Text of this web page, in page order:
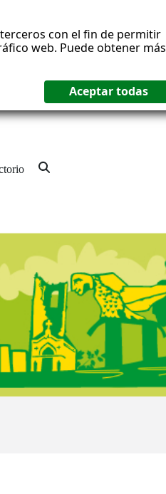
con el fin de permitir
web. Puede obtener más